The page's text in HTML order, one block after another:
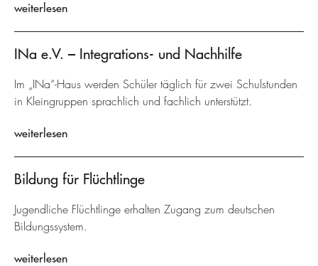
weiterlesen
INa e.V. – Integrations- und Nachhilfe
Im „INa“-Haus werden Schüler täglich für zwei Schulstunden
in Kleingruppen sprachlich und fachlich unterstützt.
weiterlesen
Bildung für Flüchtlinge
Jugendliche Flüchtlinge erhalten Zugang zum deutschen
Bildungssystem.
weiterlesen